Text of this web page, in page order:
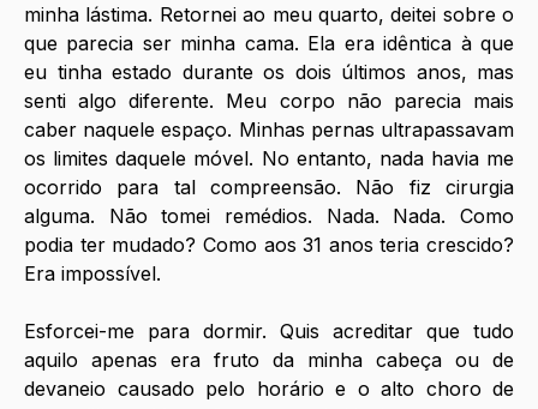
minha lástima. Retornei ao meu quarto, deitei sobre o
que parecia ser minha cama. Ela era idêntica à que
eu tinha estado durante os dois últimos anos, mas
senti algo diferente. Meu corpo não parecia mais
caber naquele espaço. Minhas pernas ultrapassavam
os limites daquele móvel. No entanto, nada havia me
ocorrido para tal compreensão. Não fiz cirurgia
alguma. Não tomei remédios. Nada. Nada. Como
podia ter mudado? Como aos 31 anos teria crescido?
Era impossível.
Esforcei-me para dormir. Quis acreditar que tudo
aquilo apenas era fruto da minha cabeça ou de
devaneio causado pelo horário e o alto choro de